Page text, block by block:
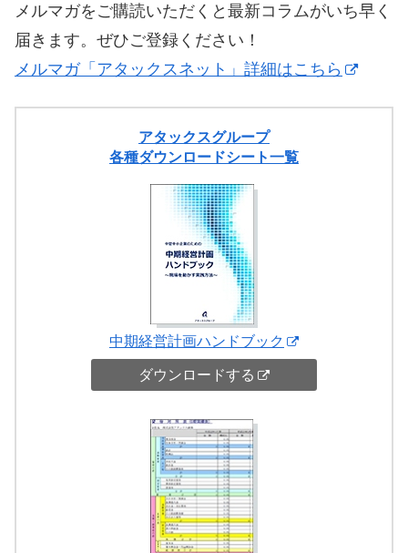
メルマガをご購読いただくと最新コラムがいち早く
届きます。ぜひご登録ください！
メルマガ「アタックスネット」詳細はこちら
アタックスグループ
各種ダウンロードシート一覧
中期経営計画ハンドブック
ダウンロードする